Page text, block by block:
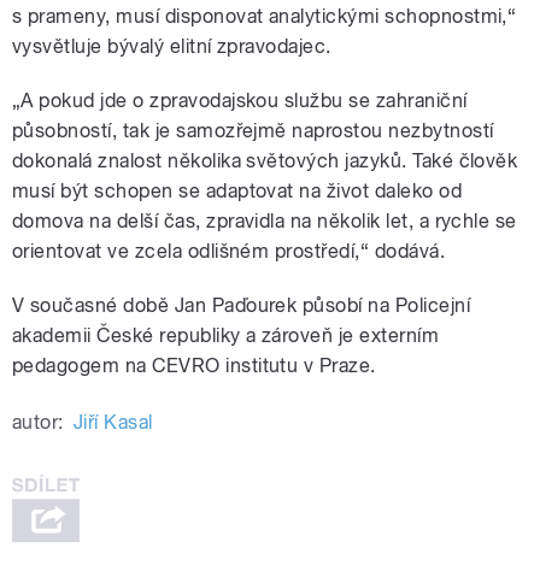
s prameny, musí disponovat analytickými schopnostmi,“
vysvětluje bývalý elitní zpravodajec.
„A pokud jde o zpravodajskou službu se zahraniční
působností, tak je samozřejmě naprostou nezbytností
dokonalá znalost několika světových jazyků. Také člověk
musí být schopen se adaptovat na život daleko od
domova na delší čas, zpravidla na několik let, a rychle se
orientovat ve zcela odlišném prostředí,“ dodává.
V současné době Jan Paďourek působí na Policejní
akademii České republiky a zároveň je externím
pedagogem na CEVRO institutu v Praze.
autor: Jiří Kasal